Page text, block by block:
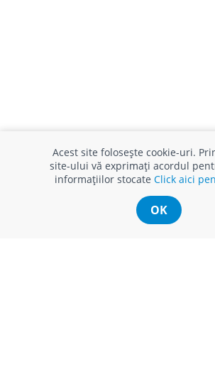
INFO CONSUMATOR
Prelucrarea datelor cu caracter
SUPORT
Relații clienți
Finanțare in
Acest site folosește cookie-uri.
site-ului vă exprimați acordul
informațiilor stocate Click aici
OK